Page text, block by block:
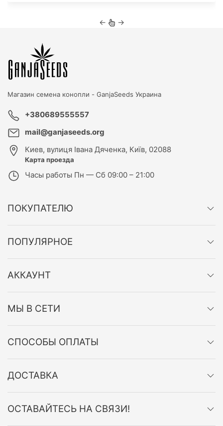
← →
Магазин семена конопли - GanjaSeeds Украина
+380689555557
mail@ganjaseeds.org
Киев, вулиця Івана Дяченка, Київ, 02088
Карта проезда
Часы работы Пн — Сб 09:00 – 21:00
ПОКУПАТЕЛЮ
ПОПУЛЯРНОЕ
АККАУНТ
МЫ В СЕТИ
СПОСОБЫ ОПЛАТЫ
ДОСТАВКА
ОСТАВАЙТЕСЬ НА СВЯЗИ!